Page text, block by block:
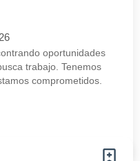
oportunidades
trabajo. Tenemos
comprometidos.